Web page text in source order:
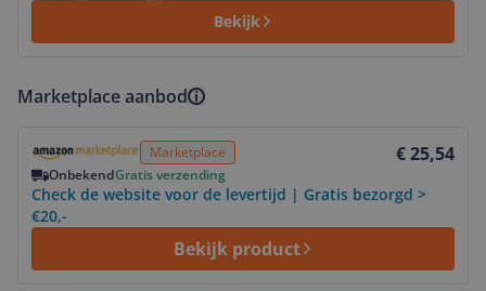
Bekijk
Marketplace aanbod
Marketplace € 25,54
OnbekendGratis verzending
Check de website voor de levertijd | Gratis bezorgd >
€20,-
Bekijk product